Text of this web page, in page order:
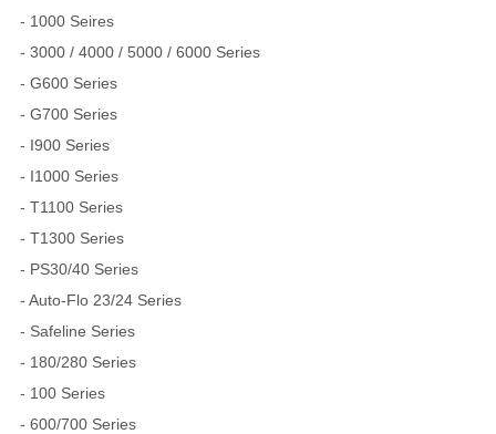
- 1000 Seires
- 3000 / 4000 / 5000 / 6000 Series
- G600 Series
- G700 Series
- I900 Series
- I1000 Series
- T1100 Series
- T1300 Series
- PS30/40 Series
- Auto-Flo 23/24 Series
- Safeline Series
- 180/280 Series
- 100 Series
- 600/700 Series